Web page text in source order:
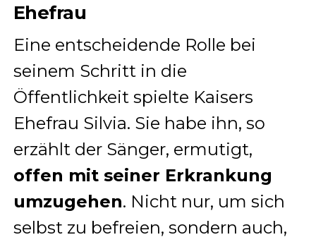
Ehefrau
Eine entscheidende Rolle bei
seinem Schritt in die
Öffentlichkeit spielte Kaisers
Ehefrau Silvia. Sie habe ihn, so
erzählt der Sänger, ermutigt,
offen mit seiner Erkrankung
umzugehen. Nicht nur, um sich
selbst zu befreien, sondern auch,